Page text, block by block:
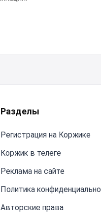
Разделы
Регистрация на Коржике
Коржик в телеге
Реклама на сайте
Политика
Авторские права